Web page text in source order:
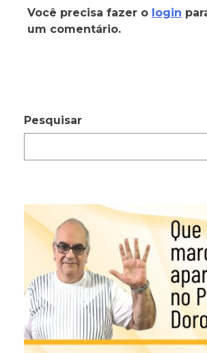
Você precisa fazer o login
um comentário.
Pesquisar